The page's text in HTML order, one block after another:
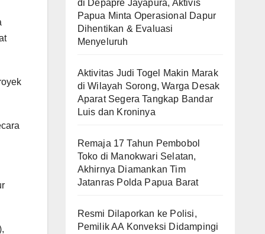
di Depapre Jayapura, Aktivis
Papua Minta Operasional Dapur
Dihentikan & Evaluasi
Menyeluruh
Aktivitas Judi Togel Makin Marak
di Wilayah Sorong, Warga Desak
Aparat Segera Tangkap Bandar
Luis dan Kroninya
Remaja 17 Tahun Pembobol
Toko di Manokwari Selatan,
Akhirnya Diamankan Tim
Jatanras Polda Papua Barat
Resmi Dilaporkan ke Polisi,
Pemilik AA Konveksi Didampingi